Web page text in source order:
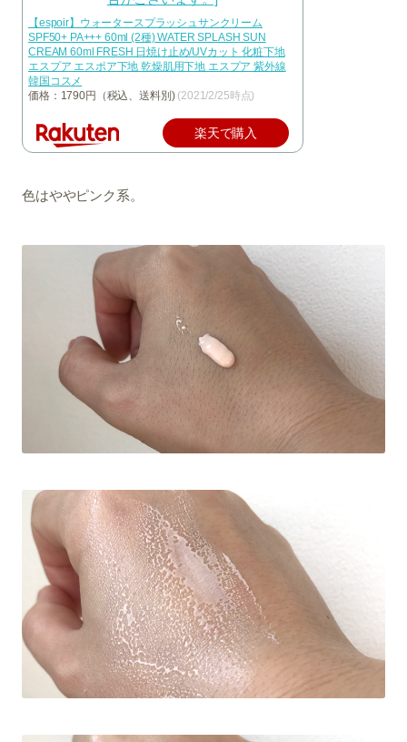
【espoir】ウォータースプラッシュサンクリーム
SPF50+ PA+++ 60ml (2種) WATER SPLASH SUN
CREAM 60ml FRESH 日焼け止め/UVカット 化粧下地
エスプア エスポア下地 乾燥肌用下地 エスプア 紫外線
韓国コスメ
価格：1790円（税込、送料別) (2021/2/25時点)
楽天で購入
色はややピンク系。